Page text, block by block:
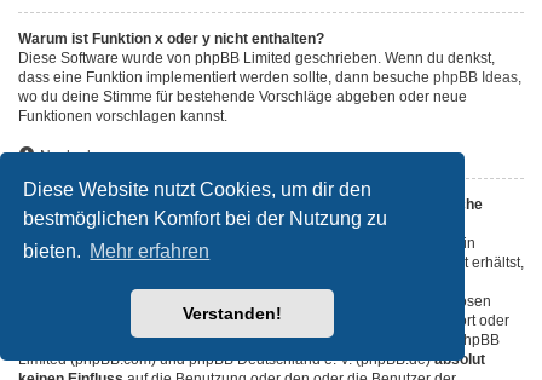
Diese Website nutzt Cookies, um dir den
bestmöglichen Komfort bei der Nutzung zu
bieten. Mehr erfahren
Verstanden!
Warum ist Funktion x oder y nicht enthalten?
Diese Software wurde von phpBB Limited geschrieben. Wenn du denkst,
dass eine Funktion implementiert werden sollte, dann besuche phpBB Ideas,
wo du deine Stimme für bestehende Vorschläge abgeben oder neue
Funktionen vorschlagen kannst.
Nach oben
An wen soll ich mich wenden, falls es Beschwerden oder juristische
Anfragen zu diesem Forum gibt?
Jeder Administrator, der auf der „Das Team“-Seite aufgeführt ist, ist ein
geeigneter Kontakt für deine Beschwerde. Wenn du so keine Antwort erhältst,
durch) oder — falls diese Seite bei einem kostenlosen
Webhoster wie z. B. Yahoo!, free.fr, funpic.de usw. liegt — den Support oder
den Abuse-Kontakt des betreffenden Dienstes. Bitte beachte, dass phpBB
Limited (phpBB.com) und phpBB Deutschland e. V. (phpBB.de)absolut